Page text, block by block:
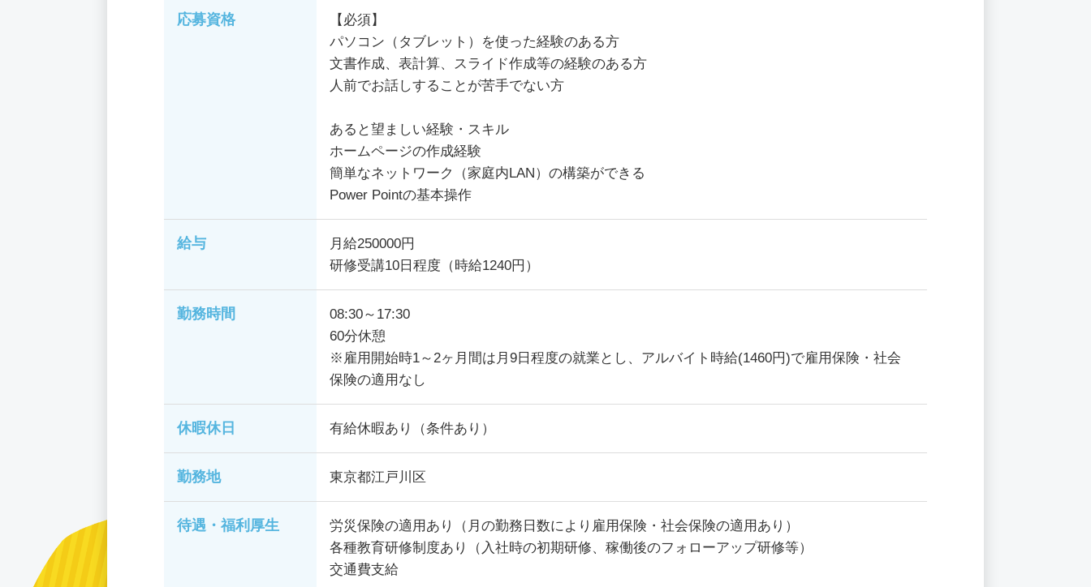
応募資格
【必須】
パソコン（タブレット）を使った経験のある方
文書作成、表計算、スライド作成等の経験のある方
人前でお話しすることが苦手でない方
あると望ましい経験・スキル
ホームページの作成経験
簡単なネットワーク（家庭内LAN）の構築ができる
Power Pointの基本操作
給与
月給250000円
研修受講10日程度（時給1240円）
勤務時間
08:30～17:30
60分休憩
※雇用開始時1～2ヶ月間は月9日程度の就業とし、アルバイト時給(1460円)で雇用保険・社会
保険の適用なし
休暇休日 有給休暇あり（条件あり）
勤務地 東京都江戸川区
待遇・福利厚生
労災保険の適用あり（月の勤務日数により雇用保険・社会保険の適用あり）
各種教育研修制度あり（入社時の初期研修、稼働後のフォローアップ研修等）
交通費支給